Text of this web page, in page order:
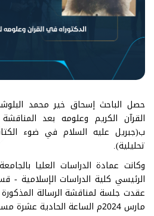
حصل الباحث إسحاق خير محمد
القرآن الكريم وعلومه بعد
ب(جبريل عليه السلام في ضوء
تحليلية).
وكانت عمادة الدراسات العليا
الرئيسي كلية الدراسات الإسلامية -
مارس 2024م الساعة الحادية عشرة مساء بتوقيت مكة المكرمة.